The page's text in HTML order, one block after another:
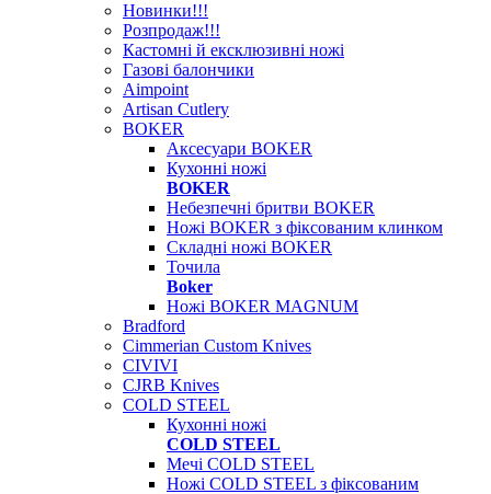
Новинки!!!
Розпродаж!!!
Кастомні й ексклюзивні ножі
Газові балончики
Aimpoint
Artisan Cutlery
BOKER
Аксесуари BOKER
Кухонні ножі
BOKER
Небезпечні бритви BOKER
Ножі BOKER з фіксованим клинком
Складні ножі BOKER
Точила
Boker
Ножі BOKER MAGNUM
Bradford
Cimmerian Custom Knives
CIVIVI
CJRB Knives
COLD STEEL
Кухонні ножі
COLD STEEL
Мечі COLD STEEL
Ножі COLD STEEL з фіксованим